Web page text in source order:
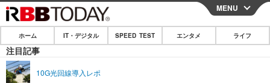
CLOSE
ホーム
IT・デジタル
MENU
ホーム IT・デジタル SPEED TEST エンタメ ライフ
注目記事
10G光回線導入レポ